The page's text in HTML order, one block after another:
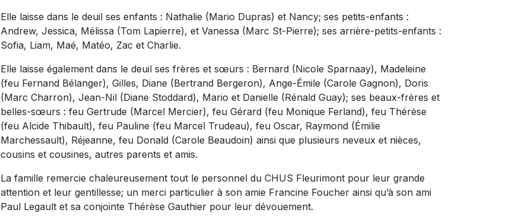
Elle laisse dans le deuil ses enfants : Nathalie (Mario Dupras) et Nancy; ses petits-enfants :
Andrew, Jessica, Mélissa (Tom Lapierre), et Vanessa (Marc St-Pierre); ses arrière-petits-enfants :
Sofia, Liam, Maé, Matéo, Zac et Charlie.
Elle laisse également dans le deuil ses frères et sœurs : Bernard (Nicole Sparnaay), Madeleine
(feu Fernand Bélanger), Gilles, Diane (Bertrand Bergeron), Ange-Émile (Carole Gagnon), Doris
(Marc Charron), Jean-Nil (Diane Stoddard), Mario et Danielle (Rénald Guay); ses beaux-frères et
belles-sœurs : feu Gertrude (Marcel Mercier), feu Gérard (feu Monique Ferland), feu Thérèse
(feu Alcide Thibault), feu Pauline (feu Marcel Trudeau), feu Oscar, Raymond (Émilie
Marchessault), Réjeanne, feu Donald (Carole Beaudoin) ainsi que plusieurs neveux et nièces,
cousins et cousines, autres parents et amis.
La famille remercie chaleureusement tout le personnel du CHUS Fleurimont pour leur grande
attention et leur gentillesse; un merci particulier à son amie Francine Foucher ainsi qu’à son ami
Paul Legault et sa conjointe Thérèse Gauthier pour leur dévouement.